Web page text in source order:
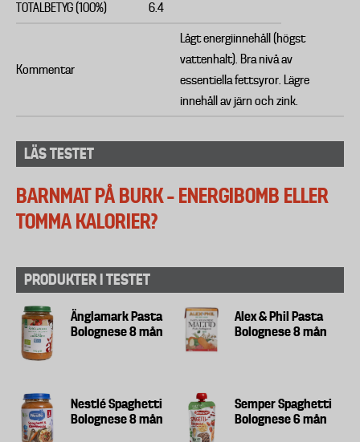
TOTALBETYG (100%) 6.4
Kommentar
Lågt energiinnehåll (högst
vattenhalt). Bra nivå av
essentiella fettsyror. Lägre
innehåll av järn och zink.
LÄS TESTET
BARNMAT PÅ BURK – ENERGIBOMB ELLER
TOMMA KALORIER?
PRODUKTER I TESTET
Änglamark Pasta
Bolognese 8 mån
Alex & Phil Pasta
Bolognese 8 mån
Nestlé Spaghetti
Bolognese 8 mån
Semper Spaghetti
Bolognese 6 mån